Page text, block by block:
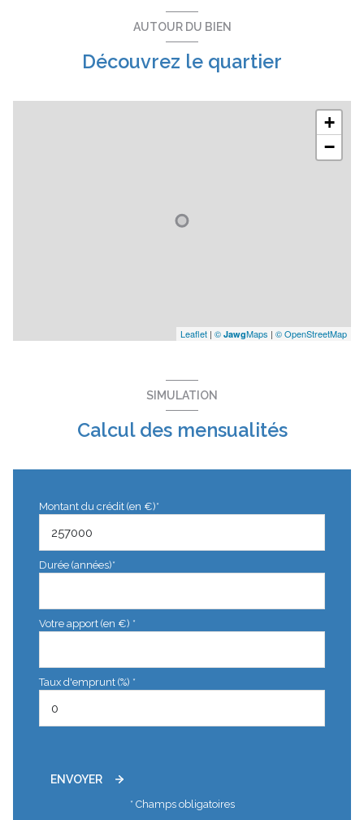
AUTOUR DU BIEN
Découvrez le quartier
+
−
Leaflet | © JawgMaps | © OpenStreetMap
SIMULATION
Calcul des mensualités
Montant du crédit (en €)*
Durée (années)*
Votre apport (en €) *
Taux d'emprunt (%) *
ENVOYER
* Champs obligatoires